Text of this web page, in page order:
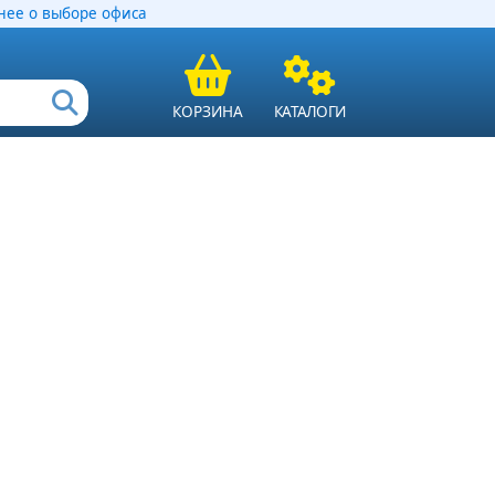
о выборе офиса
КОРЗИНА КАТАЛОГИ